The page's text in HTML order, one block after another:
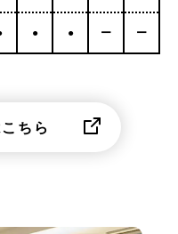
● ● ー ー
ちら